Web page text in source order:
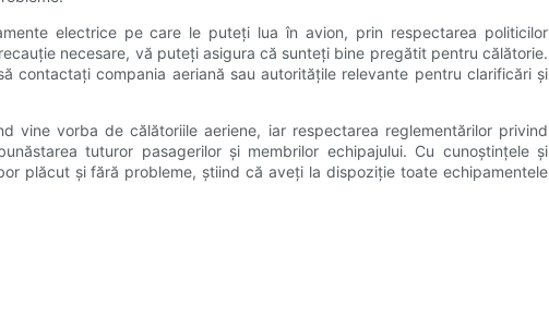
electrice pe care le puteți lua în avion, prin respectarea politicilor
necesare, vă puteți asigura că sunteți bine pregătit pentru călătorie.
contactați compania aeriană sau autoritățile relevante pentru clarificări și
vine vorba de călătoriile aeriene, iar respectarea reglementărilor privind
tuturor pasagerilor și membrilor echipajului. Cu cunoștințele și
plăcut și fără probleme, știind că aveți la dispoziție toate echipamentele